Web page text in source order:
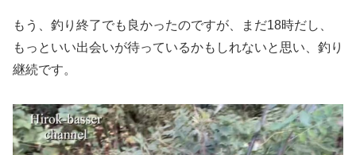
もう、釣り終了でも良かったのですが、まだ18時だし、
もっといい出会いが待っているかもしれないと思い、釣り
継続です。